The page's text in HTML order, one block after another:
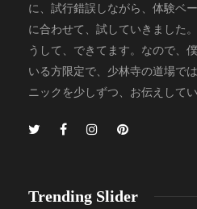
に、試行錯誤しながら、体験ベ
に合わせて、試していきました
うして、できてます。なので、
いる方限定で、少林寺の道場で
ニックを少しずつ、お伝えしてい
Trending Slider